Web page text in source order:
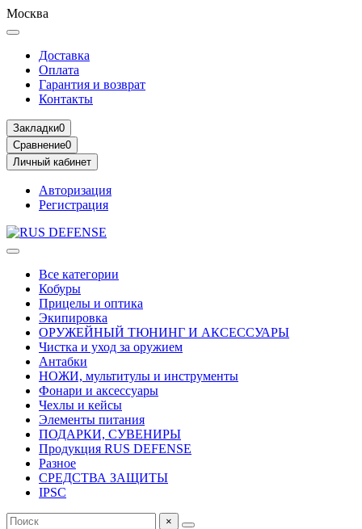
Москва
Доставка
Оплата
Гарантия и возврат
Контакты
Закладки0
Сравнение0
Личный кабинет
Авторизация
Регистрация
Все категории
Кобуры
Прицелы и оптика
Экипировка
ОРУЖЕЙНЫЙ ТЮНИНГ И АКСЕССУАРЫ
Чистка и уход за оружием
Антабки
НОЖИ, мультитулы и инструменты
Фонари и аксессуары
Чехлы и кейсы
Элементы питания
ПОДАРКИ, СУВЕНИРЫ
Продукция RUS DEFENSE
Разное
СРЕДСТВА ЗАЩИТЫ
IPSC
×